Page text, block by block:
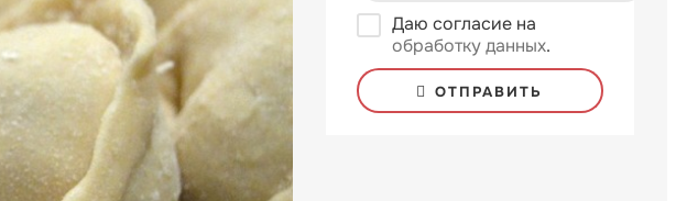
Даю согласие на
обработку данных.
ОТПРАВИТЬ